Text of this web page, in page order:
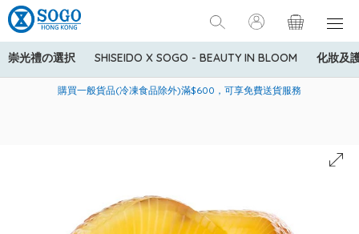
崇光禮の選択 SHISEIDO X SOGO - BEAUTY IN BLOOM 化妝及
美國運通Explorer®信用卡會員購物禮遇：高達5%簽賬回贈！
購買一般貨品(冷凍食品除外)滿$600，可享免費送貨服務
寄送中國內地服務只適用於指定商品，若訂單金額少於HK$600(折